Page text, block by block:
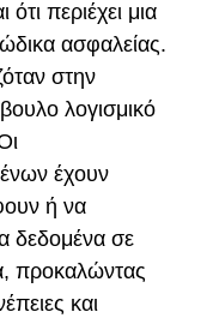
περιέχει μια
ασφαλείας.
στην
λογισμικό
έχουν
ή να
δεδομένα σε
προκαλώντας
και